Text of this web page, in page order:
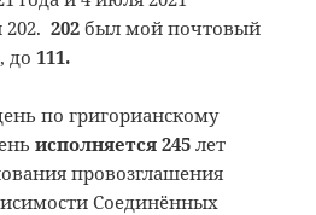
202.202 был мой почтовый
до111.
по григорианскому
исполняется 245 лет
провозглашения
Соединённых